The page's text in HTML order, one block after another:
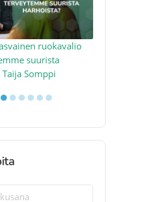
ruokavalio
suurista
Somppi
●●●●●●